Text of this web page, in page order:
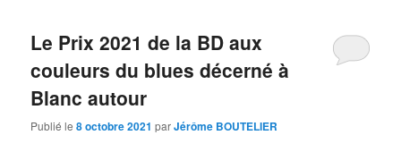
Le Prix 2021 de la BD aux
couleurs du blues décerné à
Blanc autour
Publié le8 octobre 2021 parJérôme BOUTELIER